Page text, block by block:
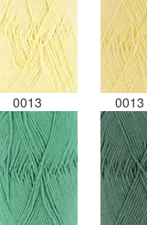
0013 0013